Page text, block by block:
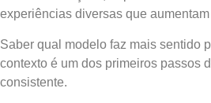
experiências diversas que
Saber qual modelo faz mais sentido
contexto é um dos primeiros passos
consistente.